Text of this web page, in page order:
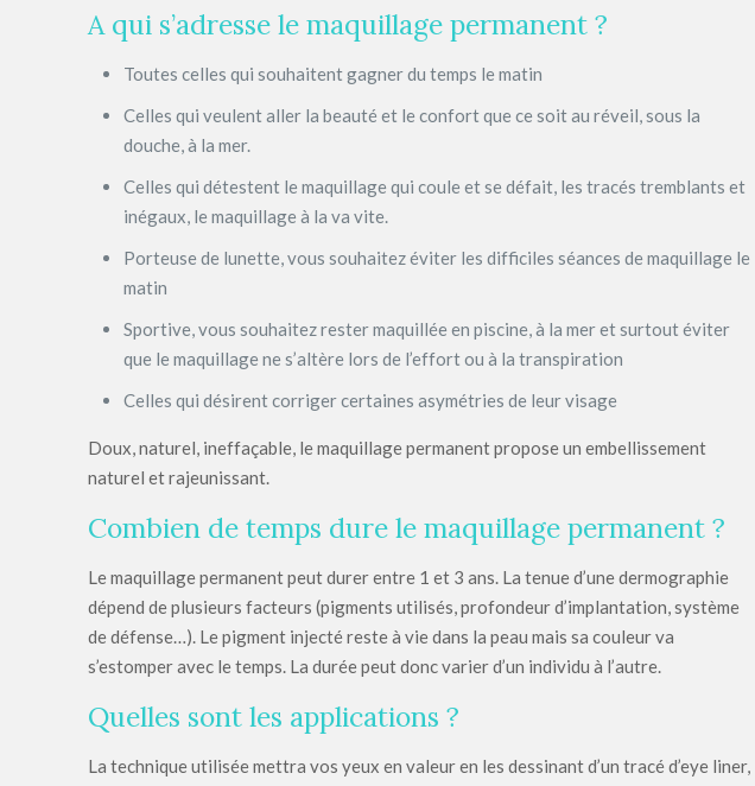
A qui s’adresse le maquillage permanent ?
Toutes celles qui souhaitent gagner du temps le matin
Celles qui veulent aller la beauté et le confort que ce soit au réveil, sous la
douche, à la mer.
Celles qui détestent le maquillage qui coule et se défait, les tracés tremblants et
inégaux, le maquillage à la va vite.
Porteuse de lunette, vous souhaitez éviter les difficiles séances de maquillage le
matin
Sportive, vous souhaitez rester maquillée en piscine, à la mer et surtout éviter
que le maquillage ne s’altère lors de l’effort ou à la transpiration
Celles qui désirent corriger certaines asymétries de leur visage
Doux, naturel, ineffaçable, le maquillage permanent propose un embellissement
naturel et rajeunissant.
Combien de temps dure le maquillage permanent ?
Le maquillage permanent peut durer entre 1 et 3 ans. La tenue d’une dermographie
dépend de plusieurs facteurs (pigments utilisés, profondeur d’implantation, système
de défense…). Le pigment injecté reste à vie dans la peau mais sa couleur va
s’estomper avec le temps. La durée peut donc varier d’un individu à l’autre.
Quelles sont les applications ?
La technique utilisée mettra vos yeux en valeur en les dessinant d’un tracé d’eye liner,